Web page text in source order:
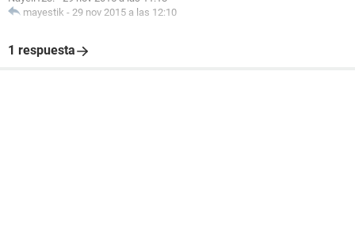
mayestik - 29 nov 2015 a las 12:10
1 respuesta